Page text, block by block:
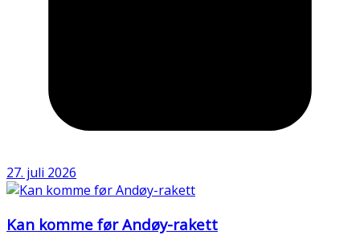
27. juli 2026
Kan komme før Andøy-rakett